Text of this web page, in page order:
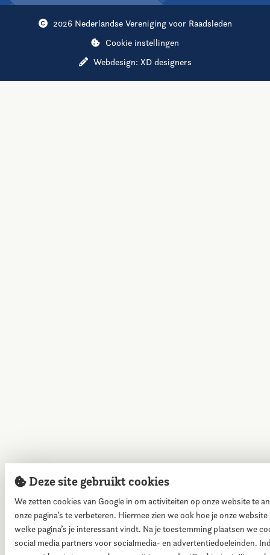
2026 Nederlandse Vereniging voor Raadsleden
Cookie instellingen
Webdesign: XD designers
Deze site gebruikt cookies
We zetten cookies van Google in om activiteiten op onze website te
onze pagina’s te verbeteren. Hiermee zien we ook hoe je onze
welke pagina’s je interessant vindt. Na je toestemming plaatsen we
social media partners voor socialmedia- en advertentiedoeleinden.